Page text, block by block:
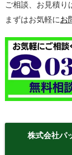
ご相談、お見積り
まずはお気軽にお
株式会社パ